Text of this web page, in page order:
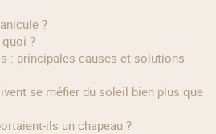
?
quoi ?
un chapeau ?